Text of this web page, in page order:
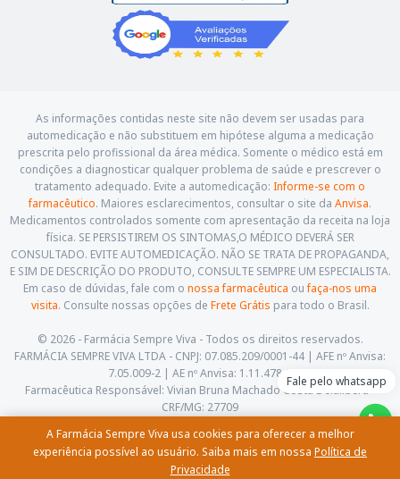
Fale pelo whatsapp
As informações contidas neste site não devem ser usadas para
automedicação e não substituem em hipótese alguma a medicação
prescrita pelo profissional da área médica. Somente o médico está em
condições a diagnosticar qualquer problema de saúde e prescrever o
tratamento adequado. Evite a automedicação: Informe-se com o
farmacêutico. Maiores esclarecimentos, consultar o site da Anvisa.
Medicamentos controlados somente com apresentação da receita na loja
física. SE PERSISTIREM OS SINTOMAS,O MÉDICO DEVERÁ SER
CONSULTADO. EVITE AUTOMEDICAÇÃO. NÃO SE TRATA DE PROPAGANDA,
E SIM DE DESCRIÇÃO DO PRODUTO, CONSULTE SEMPRE UM ESPECIALISTA.
Em caso de dúvidas, fale com o nossa farmacêutica oufaça-nos uma
visita. Consulte nossas opções de Frete Grátis para todo o Brasil.
© 2026 - Farmácia Sempre Viva - Todos os direitos reservados.
FARMÁCIA SEMPRE VIVA LTDA - CNPJ: 07.085.209/0001-44 | AFE nº Anvisa:
7.05.009-2 | AE nº Anvisa: 1.11.478-5
Farmacêutica Responsável: Vivian Bruna Machado Costa Delalibera -
CRF/MG: 27709
(35) 3622-5658 | contato@farmaciasempreviva.com.br
A Farmácia Sempre Viva usa cookies para oferecer a melhor
experiência possível ao usuário. Saiba mais em nossa Política de
Privacidade